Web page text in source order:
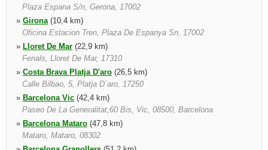
Plaza Espana S/n, Gerona, 17002
» Girona(10,4 km)
Oficina Estacion Tren, Plaza De Espanya Sn, 17002
» Lloret De Mar (22,9 km)
Fenals, Lloret De Mar, 17310
» Costa Brava Platja D'aro (26,5 km)
Calle Bilbao, 5, Platja D´aro, 17250
» Barcelona Vic (42,4 km)
Paseo De La Generalitat,60 Bis, Vic, 08500, Barcelona
» Barcelona Mataro (47,8 km)
Mataro, Mataro, 08302